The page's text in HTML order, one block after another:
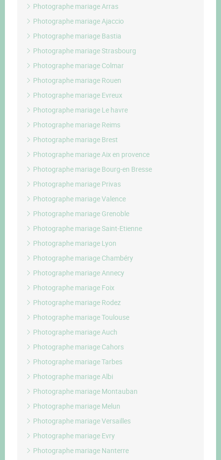
Photographe mariage Arras
Photographe mariage Ajaccio
Photographe mariage Bastia
Photographe mariage Strasbourg
Photographe mariage Colmar
Photographe mariage Rouen
Photographe mariage Evreux
Photographe mariage Le havre
Photographe mariage Reims
Photographe mariage Brest
Photographe mariage Aix en provence
Photographe mariage Bourg-en Bresse
Photographe mariage Privas
Photographe mariage Valence
Photographe mariage Grenoble
Photographe mariage Saint-Etienne
Photographe mariage Lyon
Photographe mariage Chambéry
Photographe mariage Annecy
Photographe mariage Foix
Photographe mariage Rodez
Photographe mariage Toulouse
Photographe mariage Auch
Photographe mariage Cahors
Photographe mariage Tarbes
Photographe mariage Albi
Photographe mariage Montauban
Photographe mariage Melun
Photographe mariage Versailles
Photographe mariage Evry
Photographe mariage Nanterre